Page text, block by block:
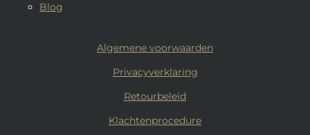
Blog
Algemene voorwaarden
Privacyverklaring
Retourbeleid
Klachtenprocedure